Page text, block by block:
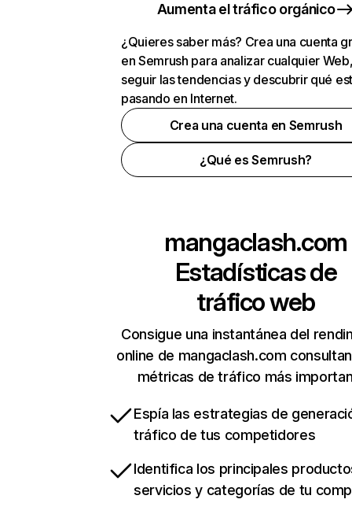
Aumenta el tráfico orgánico
¿Quieres saber más? Crea una cuenta
en Semrush para analizar cualquier
seguir las tendencias y descubrir qué
pasando en Internet.
Crea una cuenta en Semrush
¿Qué es Semrush?
mangaclash.com
Estadísticas de
tráfico web
Consigue una instantánea del
online de mangaclash.com
métricas de tráfico más
Espía las estrategias de
tráfico de tus competidores
Identifica los principales
servicios y categorías de tu